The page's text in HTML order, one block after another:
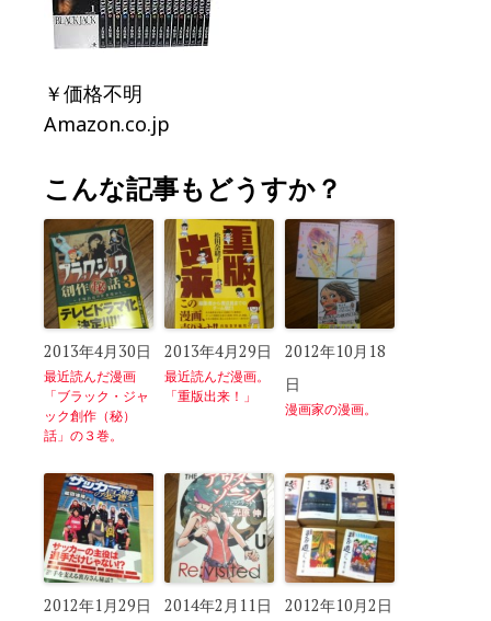
￥価格不明
Amazon.co.jp
こんな記事もどうすか？
2013年4月30日
最近読んだ漫画
「ブラック・ジャ
ック創作（秘）
話」の３巻。
2013年4月29日
最近読んだ漫画。
「重版出来！」
2012年10月18
日
漫画家の漫画。
2012年1月29日 2014年2月11日 2012年10月2日